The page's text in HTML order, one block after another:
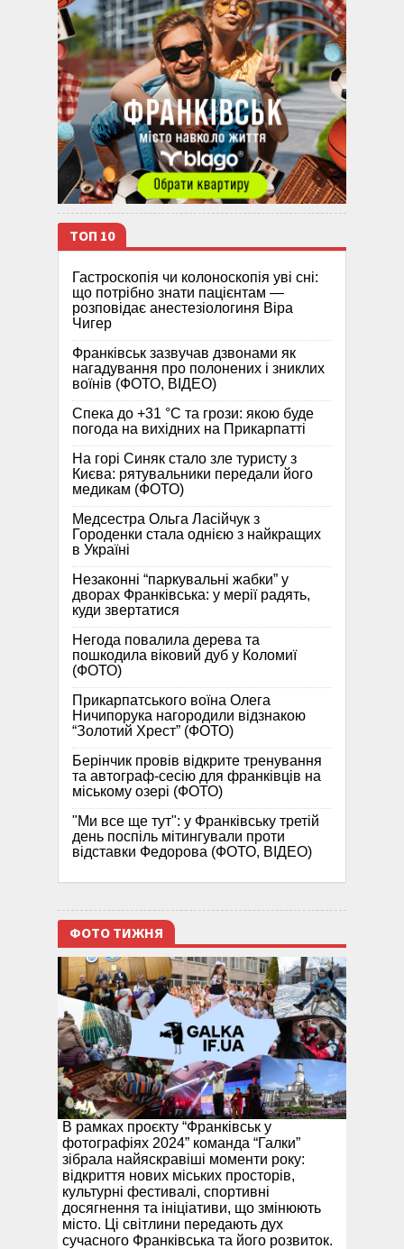
ТОП 10
Гастроскопія чи колоноскопія уві сні:
що потрібно знати пацієнтам —
розповідає анестезіологиня Віра
Чигер
Франківськ зазвучав дзвонами як
нагадування про полонених і зниклих
воїнів (ФОТО, ВІДЕО)
Спека до +31 °C та грози: якою буде
погода на вихідних на Прикарпатті
На горі Синяк стало зле туристу з
Києва: рятувальники передали його
медикам (ФОТО)
Медсестра Ольга Ласійчук з
Городенки стала однією з найкращих
в Україні
Незаконні “паркувальні жабки” у
дворах Франківська: у мерії радять,
куди звертатися
Негода повалила дерева та
пошкодила віковий дуб у Коломиї
(ФОТО)
Прикарпатського воїна Олега
Ничипорука нагородили відзнакою
“Золотий Хрест” (ФОТО)
Берінчик провів відкрите тренування
та автограф-сесію для франківців на
міському озері (ФОТО)
"Ми все ще тут": у Франківську третій
день поспіль мітингували проти
відставки Федорова (ФОТО, ВІДЕО)
ФОТО ТИЖНЯ
В рамках проєкту “Франківськ у
фотографіях 2024” команда “Галки”
зібрала найяскравіші моменти року:
відкриття нових міських просторів,
культурні фестивалі, спортивні
досягнення та ініціативи, що змінюють
місто. Ці світлини передають дух
сучасного Франківська та його розвиток.